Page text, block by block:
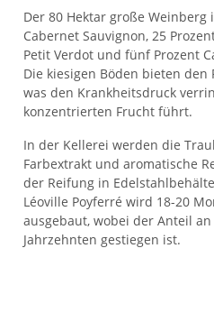
Der 80 Hektar große Weinberg
Cabernet Sauvignon, 25
Petit Verdot und fünf Prozent
Die kiesigen Böden bieten den
was den Krankheitsdruck
konzentrierten Frucht führt.
In der Kellerei werden die
Farbextrakt und aromatische
der Reifung in
Léoville Poyferré wird 18-20
ausgebaut, wobei der Anteil
Jahrzehnten gestiegen ist.